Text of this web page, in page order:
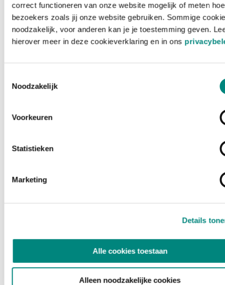
correct functioneren van onze website mogelijk of meten hoe
bezoekers zoals jij onze website gebruiken. Sommige
noodzakelijk, voor anderen kan je je toestemming geven.
hierover meer in deze cookieverklaring en in ons
Noodzakelijk
Voorkeuren
Statistieken
Marketing
Details
Alle cookies toestaan
Alleen noodzakelijke cookies